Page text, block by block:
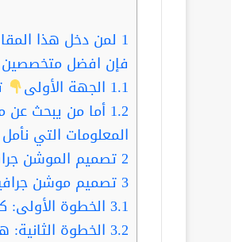
1 لمن دخل هذا
فإن افضل متخصصين
1.1 الجهة الأولى
1.2 أما من يبحث عن
المعلومات التي
2تصميم الموشن
3تصميم موشن
3.1 الخطوة الأولى:
3.2 الخطوة